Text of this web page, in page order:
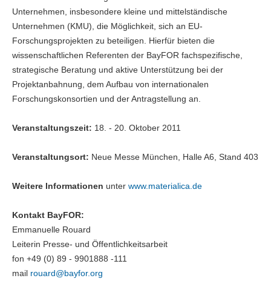
Unternehmen, insbesondere kleine und mittelständische
Unternehmen (KMU), die Möglichkeit, sich an EU-
Forschungsprojekten zu beteiligen. Hierfür bieten die
wissenschaftlichen Referenten der BayFOR fachspezifische,
strategische Beratung und aktive Unterstützung bei der
Projektanbahnung, dem Aufbau von internationalen
Forschungskonsortien und der Antragstellung an.
Veranstaltungszeit: 18. - 20. Oktober 2011
Veranstaltungsort: Neue Messe München, Halle A6, Stand 403
Weitere Informationen unter www.materialica.de
Kontakt BayFOR:
Emmanuelle Rouard
Leiterin Presse- und Öffentlichkeitsarbeit
fon +49 (0) 89 - 9901888 -111
mail rouard@bayfor.org